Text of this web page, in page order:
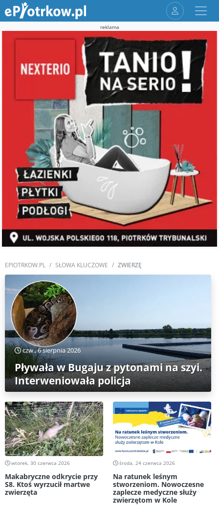
reklama
EPIOTRKOW.PL SŁOWA KLUCZOWE ZWIERZĘ
czw., 6 sierpnia 2026
Pływała w Bugaju z pytonami na szyi.
Interweniowała policja
wtorek, 30 czerwca 2026
Makabryczne odkrycie przy
S8. Ktoś wyrzucił martwe
zwierzęta
środa, 24 czerwca 2026
Na ratunek leśnym
stworzeniom. Nowoczesne
zaplecze medyczne służy
zwierzętom w Kole